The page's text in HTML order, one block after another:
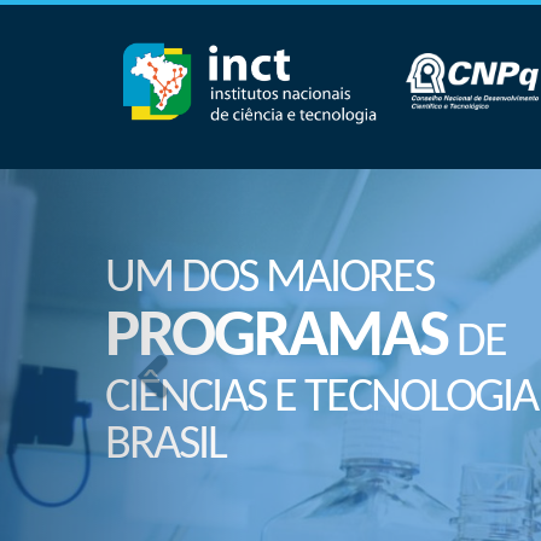
UM DOS MAIORES
PROGRAMASDE
CIÊNCIAS E
BRASIL